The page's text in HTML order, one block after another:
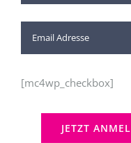
[mc4wp_checkbox]